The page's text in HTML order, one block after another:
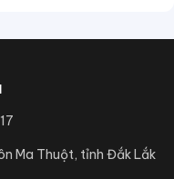
Ma Thuột, tỉnh Đắk Lắk